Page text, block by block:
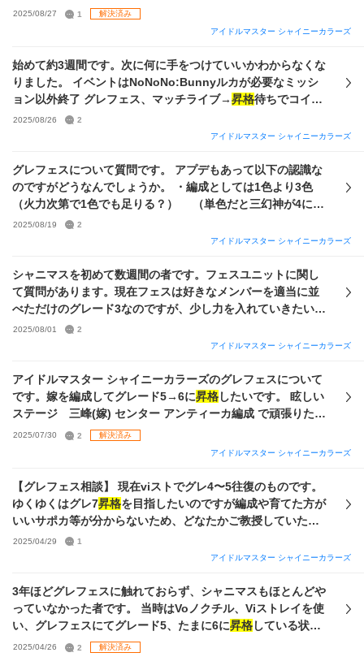
ダ思い出高低アイドル延長延長＋歌姫プロダンサートップモ
デル総合能力強化演習トワコレ加速 です。
リア、 そらカラフル、で育成し、
イドルで使えそうなのは、甘奈→すれ違いシアター、甜花→
甜ining Room、バスタイムの気分で、千雪→切り裂いて・
茨、となります（いずれも完凸）。 Sアイドルは画像を参照
グレ5
はありますか？ 集めておくべきカード（恒常ガチャ、チケッ
トによる交換など）はありますか？
2025/08/27 1
解決済み
アイドルマスター シャイニーカラーズ
始めて約3週間です。次に何に手をつけていいかわからなくな
りました。 イベントはNoNoNo:Bunnyルカが必要なミッシ
ョン以外終了 グレフェス、マッチライブ→昇格待ちでコイン
集めと施設上げ中 True回収→ スタミナ消費でtrueを回収して
いたら読む時間が長すぎて睡眠時間をゼロにする必要が出て
Vo特化でゴリ押しできてしまううえ、必須らしい基礎能力
3%UP(WING)はLv.5を掘って剥がしまで終えてしまった ここ
から何を目標にしながらプロデュースを進めればいいでしょ
うか？もうひたすらデスクを埋める作業になるのでしょう
か？ 今は本を作るためにスロスタ、スタダ、アピールアップ
す。 それ以前にそもそもこれやれ！ということがあれば教え
て欲しいです。シャニマスの要素が多すぎて何か見逃してそ
うなのも不安です。 一応サポートの現状を貼っておきます、
アビリティの周回は私の実力ではできませんでした。もし可
たらこれを進める！とか、これはやってんの？とかを教えて
欲しいです。
2025/08/26
2
アイドルマスター シャイニーカラーズ
グレフェスについて質問です。 アプデもあって以下の認識な
のですがどうなんでしょうか。 ・編成としては1色より3色
（火力次第で1色でも足りる？） （単色だと三幻神が4にア
ビになる？） ・単札より全体札優先 （2.5倍全体よりは5倍
昇格は厳しい？ Ce本
が厳しくなって、改めて育成し直そうと考えており、参考意
見を伺いたいです。 一応目標は、6まで上がれたらいいなと
思っています。 ちなみに、3人ユニットで編成したとき、残
り2枠はどのアイドルを入れるのがおすすめでしょうか？ 思
2025/08/19
2
アイドルマスター シャイニーカラーズ
シャニマスを初めて数週間の者です。フェスユニットに関し
て質問があります。現在フェスは好きなメンバーを適当に並
べただけのグレード3なのですが、少し力を入れていきたいな
と思い質問させて頂きました。目標はいけるところまで狙い
たいですが、基本的には無課金で続けるつもりのため、グレ
と思っています。具体的な質問内容としては、編成と育成方
法について教えて頂きたいです。 まず編成に関しましては、
自分の手持ちのアイドルの中でおすすめの編成を教えて頂き
たいです。ネットで調べたところ同じユニットのメンバーで
固めた方がいいとのことですが、私は1番好きなメンバーは透
ましては、 1.透Ceのノクチル編成 2.ストレイ編成(Ceは誰で
も可) 3.その他の編成 でお願いしたいです。この優先順位は
絶対ではなく、透Ceやストレイの編成よりも他の編成の方が
強い場合はその編成を優先していただいて大丈夫です。そこ
まで大差ない場合は優先順位通りだと大変ありがたいです。
また、写真にあるメンバー以外に、「水着Pアイドル特別セレ
ばそこにあるメンバーも編成可能です。はづきさんは持って
いません。 次に育成方法に関しましては、どのようなサポー
トアイドルの編成でどのように育成手順を踏んでいけばいい
のか教えて頂きたいです。調べたところsayHaloで育成する
2025/08/01
2
アイドルマスター シャイニーカラーズ
アイドルマスター シャイニーカラーズのグレフェスについて
です。嫁を編成してグレード5→6に昇格したいです。 眩しい
ステージ 三峰(嫁) センター アンティーカ編成 で頑張りたい
です。 オススメのアンティーカVi(?) Pアイドルや手持ちのS
アイドルで優先的に限凸させるべき娘や1枚目を入手するべき
噛み合えば1位も取れるのですが、108,000点がどうしても越
えられないです…。 育成は全てsayhalo産で3ステ2,000以上
にして、各種sayhaloのアビリティをつけています。 アンテ
どうしても嫁で進めたいです。よろしくお願いします🙇 古の
2025/07/30 2
解決済み
アイドルマスター シャイニーカラーズ
【グレフェス相談】 現在viストでグレ4〜5往復のものです。
ゆくゆくはグレ7昇格を目指したいのですが編成や育てた方が
いいサポカ等が分からないため、どなたかご教授していただ
けないでしょうか。 可能でしたらviストで組みたいと考えて
おりますが、不可の場合別ユニットでも問題ございません。
Sはづき×7
2025/04/29
1
アイドルマスター シャイニーカラーズ
3年ほどグレフェスに触れておらず、シャニマスもほとんどや
っていなかった者です。 当時はVoノクチル、Viストレイを使
い、グレフェスにてグレード5、たまに6に昇格している状態
でした。 3年前と現在で環境が変わっていることは重々承知
2025/04/26 2
解決済み